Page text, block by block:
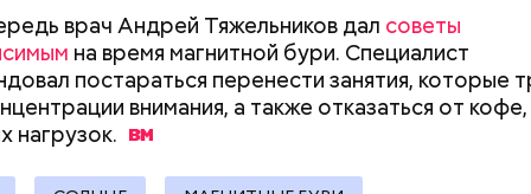
врач Андрей Тяжельников дал советы
на время магнитной бури. Специалист
постараться перенести занятия, которые
внимания, а также отказаться от
нагрузок.
— достаточно нежная и забирает излишки
сахара и соли тяжелых металлов;
кислота (в большом количестве) — она
женщинам, чтобы формировалась нервная
ее рекомендуют принимать для снижения
— это вещество вызывает микровоспаление
которое провоцирует его раннее старение и
Как поменять батареи дома и